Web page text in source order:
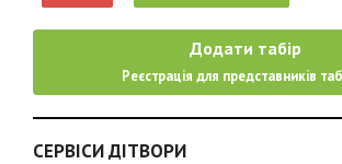
Додати табір
Реєстрація для представників
СЕРВІСИ ДІТВОРИ